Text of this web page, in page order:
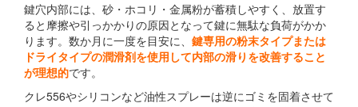
鍵穴内部には、砂・ホコリ・金属粉が蓄積しやすく、放置す
ると摩擦や引っかかりの原因となって鍵に無駄な負荷がかか
ります。数か月に一度を目安に、 鍵専用の粉末タイプまたは
ドライタイプの潤滑剤を使用して内部の滑りを改善すること
が理想的です。
クレ556やシリコンなど油性スプレーは逆にゴミを固着させて